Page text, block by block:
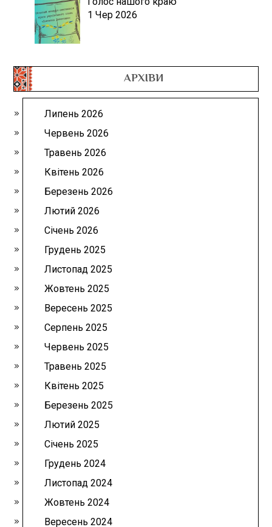
1 Чер 2026
АРХІВИ
Липень 2026
Червень 2026
Травень 2026
Квітень 2026
Березень 2026
Лютий 2026
Січень 2026
Грудень 2025
Листопад 2025
Жовтень 2025
Вересень 2025
Серпень 2025
Червень 2025
Травень 2025
Квітень 2025
Березень 2025
Лютий 2025
Січень 2025
Грудень 2024
Листопад 2024
Жовтень 2024
Вересень 2024